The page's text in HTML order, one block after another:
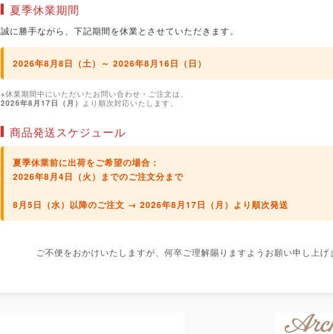
夏季休業期間
誠に勝手ながら、下記期間を休業とさせていただきます。
2026年8月8日（土）～ 2026年8月16日（日）
※休業期間中にいただいたお問い合わせ・ご注文は、
2026年8月17日（月） より順次対応いたします。
商品発送スケジュール
夏季休業前に出荷をご希望の場合：
2026年8月4日（火）までのご注文分 まで
8月5日（水）以降のご注文 → 2026年8月17日（月）より順次発送
ご不便をおかけいたしますが、何卒ご理解賜りますようお願い申し上げ